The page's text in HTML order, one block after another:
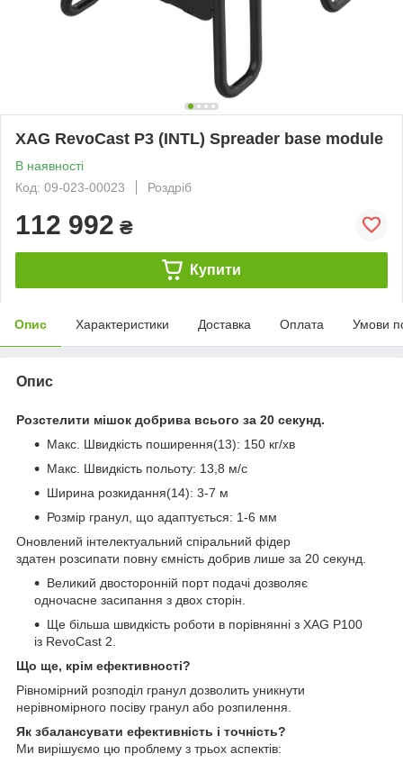
XAG RevoCast P3 (INTL) Spreader base module
В наявності
Код: 09-023-00023
Роздріб
112 992 ₴
Купити
Опис Характеристики Доставка Оплата Умови
Опис
Розстелити мішок добрива всього за 20 секунд.
Макс. Швидкість поширення(13): 150 кг/хв
Макс. Швидкість польоту: 13,8 м/с
Ширина розкидання(14): 3-7 м
Розмір гранул, що адаптується: 1-6 мм
Оновлений інтелектуальний спіральний фідер
здатен розсипати повну ємність добрив лише за 20 секунд.
Великий двосторонній порт подачі дозволяє
одночасне засипання з двох сторін.
Ще більша швидкість роботи в порівнянні з XAG P100
із RevoCast 2.
Що ще, крім ефективності?
Рівномірний розподіл гранул дозволить уникнути
нерівномірного посіву гранул або розпилення.
Як збалансувати ефективність і точність?
Ми вирішуємо цю проблему з трьох аспектів: